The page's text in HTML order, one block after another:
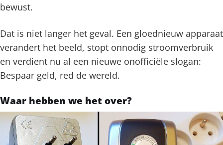
bewust.
Dat is niet langer het geval. Een gloednieuw apparaat
verandert het beeld, stopt onnodig stroomverbruik
en verdient nu al een nieuwe onofficiële slogan:
Bespaar geld, red de wereld.
Waar hebben we het over?